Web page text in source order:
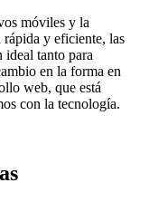
móviles y la
rápida y eficiente, las
ideal tanto para
en la forma en
web, que está
con la tecnología.